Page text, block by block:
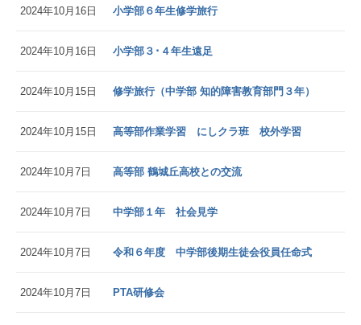
2024年10月16日 小学部６年生修学旅行
2024年10月16日 小学部３･４年生遠足
2024年10月15日 修学旅行（中学部 知的障害教育部門３年）
2024年10月15日 高等部作業学習 にしクラ班 校外学習
2024年10月7日 高等部 鶴城丘高校との交流
2024年10月7日 中学部１年 社会見学
2024年10月7日 令和６年度 中学部後期生徒会役員任命式
2024年10月7日 PTA研修会